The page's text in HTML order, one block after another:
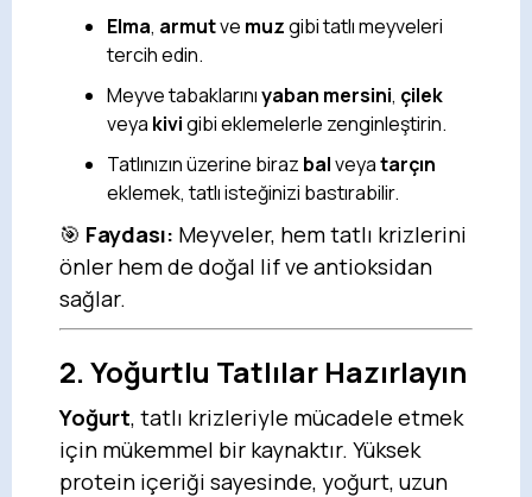
Elma, armutve muzgibi tatlı meyveleri
tercih edin.
Meyve tabaklarınıyaban mersini, çilek
veya kivigibi eklemelerle zenginleştirin.
Tatlınızın üzerine biraz balveyatarçın
eklemek, tatlı isteğinizi bastırabilir.
🎯 Faydası: Meyveler, hem tatlı krizlerini
önler hem de doğal lif ve antioksidan
sağlar.
2. Yoğurtlu Tatlılar Hazırlayın
Yoğurt, tatlı krizleriyle mücadele etmek
için mükemmel bir kaynaktır. Yüksek
protein içeriği sayesinde, yoğurt, uzun